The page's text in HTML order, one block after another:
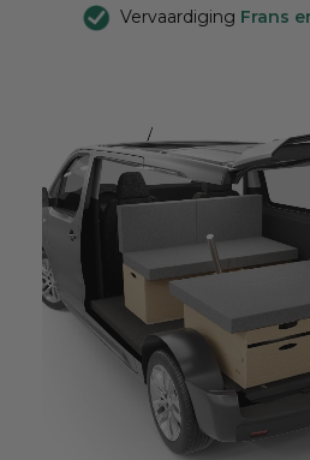
Vervaardiging Frans